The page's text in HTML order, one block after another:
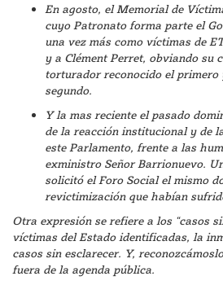
En agosto, el Memorial de
cuyo Patronato forma parte el
una vez más como víctimas de
y a Clément Perret, obviando su
torturador reconocido el primero
segundo.
Y la mas reciente el pasado
de la reacción institucional y de
este Parlamento, frente a las
exministro Señor Barrionuevo.
solicitó el Foro Social el mismo
revictimización que habían
Otra expresión se refiere a los “casos
víctimas del Estado identificadas, la
casos sin esclarecer. Y,
fuera de la agenda pública.